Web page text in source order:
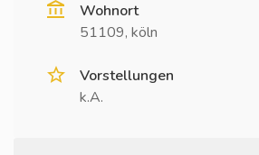
Wohnort
51109, köln
Vorstellungen
k.A.